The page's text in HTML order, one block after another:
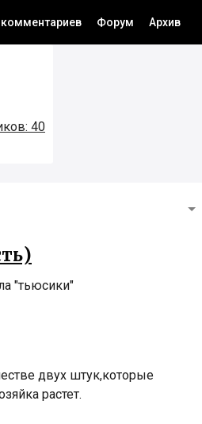
комментариев Форум Архив
40
"тьюсики"
двух штук,которые
растет.